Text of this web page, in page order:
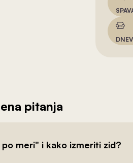
pitanja
meri" i kako izmeriti zid?